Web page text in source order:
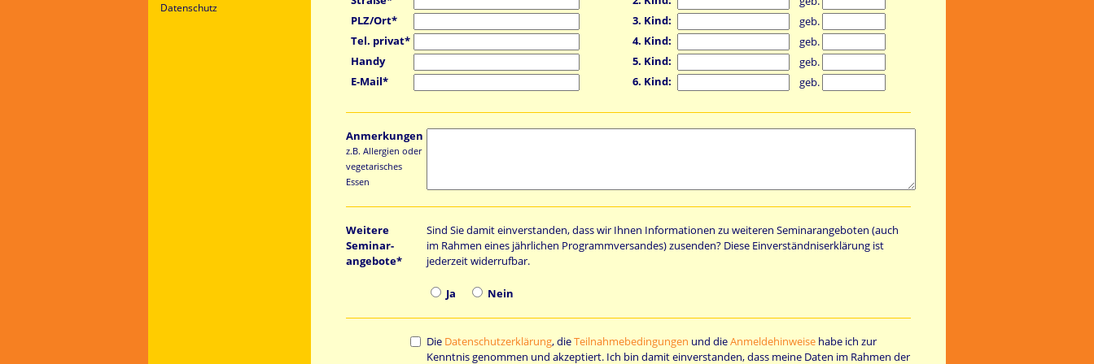
Datenschutz
PLZ/Ort*
Tel. privat*
Handy
E-Mail*
3. Kind:
geb.
4. Kind:
geb.
5. Kind:
geb.
6. Kind:
geb.
Anmerkungen
z.B. Allergien oder
vegetarisches
Essen
Weitere
Seminar-
angebote*
Sind Sie damit einverstanden, dass wir Ihnen Informationen zu weiteren Seminarangeboten (auch
im Rahmen eines jährlichen Programmversandes) zusenden? Diese Einverständniserklärung ist
jederzeit widerrufbar.
Ja Nein
Die Datenschutzerklärung, dieTeilnahmebedingungen und dieAnmeldehinweise habe ich zur
Kenntnis genommen und akzeptiert. Ich bin damit einverstanden, dass meine Daten im Rahmen der